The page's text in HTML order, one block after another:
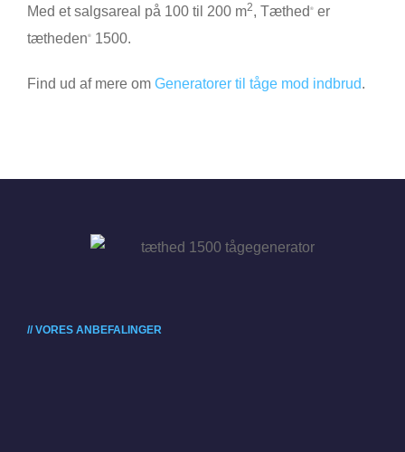
Med et salgsareal på 100 til 200 m2, Tæthed ®
er
tætheden ® 1500.
Find ud af mere om Generatorer til tåge mod indbrud.
// VORES ANBEFALINGER